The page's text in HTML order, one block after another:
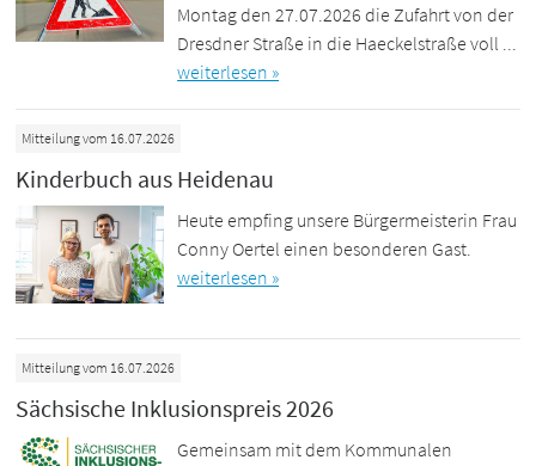
Montag den 27.07.2026 die Zufahrt von der
Dresdner Straße in die Haeckelstraße voll ...
weiterlesen »
Mitteilung vom 16.07.2026
Kinderbuch aus Heidenau
Heute empfing unsere Bürgermeisterin Frau
Conny Oertel einen besonderen Gast.
weiterlesen »
Mitteilung vom 16.07.2026
Sächsische Inklusionspreis 2026
Gemeinsam mit dem Kommunalen